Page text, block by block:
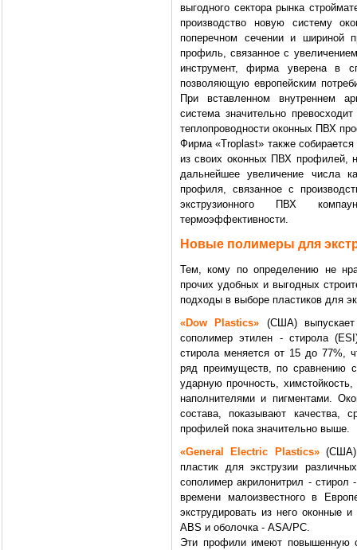
выгодного сектора рынка
производство новую систему
поперечном сечении и
профиль, связанное с
инструмент, фирма уверена в
позволяющую европейским
При вставленном внутреннем
система значительно
теплопроводности оконных ПВХ
Фирма «Troplast» также
из своих оконных ПВХ профилей,
дальнейшее увеличение числа
профиля, связанное с
экструзионного ПВХ
термоэффективности.
Новые полимеры для
Тем, кому по определению не
прочих удобных и выгодных
подходы в выборе пластиков для
«Dow Plastics» (США) выпускает
сополимер этилен - стирола
стирола меняется от 15 до 77%,
ряд преимуществ, по сравнению
ударную прочность,
наполнителями и пигментами.
состава, показывают
профилей пока значительно выше.
«General Electric Plastics» (США)
пластик для экструзии
сополимер акрилонитрил - стирол
времени малоизвестного в
экструдировать из него оконные
ABS и оболочка - ASA/PC.
Эти профили имеют повышенную